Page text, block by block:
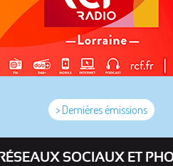
> Dernières émissions
RÉSEAUX SOCIAUX ET